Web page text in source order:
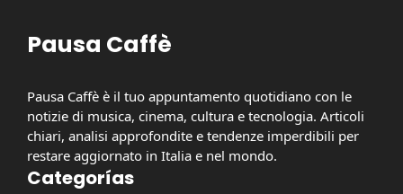
Pausa Caffè
Pausa Caffè è il tuo appuntamento quotidiano con le
notizie di musica, cinema, cultura e tecnologia. Articoli
chiari, analisi approfondite e tendenze imperdibili per
restare aggiornato in Italia e nel mondo.
Categorías